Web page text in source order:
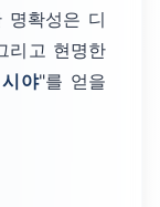
명확성은 디
리고 현명한
야"를 얻을